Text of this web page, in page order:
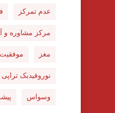
عدم تمرکز
مرکز مشاوره و
مغز موفقیت
نوروفیدبک تراپی
وسواس